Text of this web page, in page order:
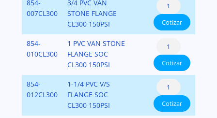
Stone
Style
Class
300
Bolt
Pattern
Fabricated
with
PVC
Ring
Socket
854-
007CL300
3/4 PVC VAN
STONE FLANGE
CL300 150PSI
Pipe
Flange:
Flange
Van
Stone
Style
Class
300
Bolt
Pattern
Fabricated
Cotizar
854-
010CL300
1 PVC VAN STONE
FLANGE SOC
CL300 150PSI
Pipe
Flange:
Flange
Van
Stone
Style
Class
Cotizar
854-
012CL300
1-1/4 PVC V/S
FLANGE SOC
CL300 150PSI
Pipe
Flange:
Flange
Van
Cotizar